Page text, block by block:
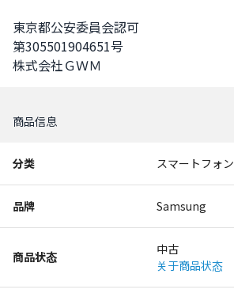
東京都公安委員会認可
第305501904651号
株式会社ＧＷＭ
商品信息
分类 スマートフォン
品牌 Samsung
商品状态
中古
关于商品状态